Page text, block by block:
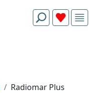
Radiomar Plus